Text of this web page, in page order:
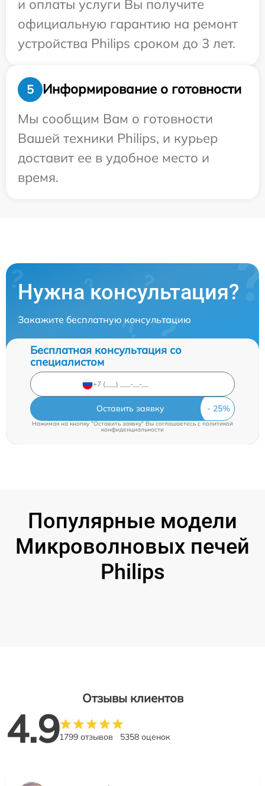
и оплаты услуги Вы получите
официальную гарантию на ремонт
устройства Philips сроком до 3 лет.
5
Информирование о готовности
Мы сообщим Вам о готовности
Вашей техники Philips, и курьер
доставит ее в удобное место и
время.
Нужна консультация?
Закажите бесплатную консультацию
Бесплатная консультация со
специалистом
Оставить заявку
Нажимая на кнопку "Оставить заявку" Вы соглашаетесь cполитикой
конфиденциальности
Популярные модели
Микроволновых печей
Philips
Отзывы клиентов
4.91799 отзывов 5358 оценок